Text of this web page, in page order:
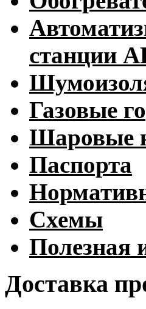
станции
Газовые
Шаровые
Паспорта
Схемы
Полезная
Доставка